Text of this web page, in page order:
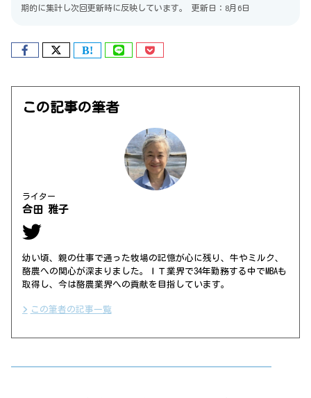
期的に集計し次回更新時に反映しています。
更新日：8月6日
この記事の筆者
ライター
合田 雅子
幼い頃、親の仕事で通った牧場の記憶が心に残り、牛やミルク、
酪農への関心が深まりました。ＩＴ業界で34年勤務する中でMBAも
取得し、今は酪農業界への貢献を目指しています。
この筆者の記事一覧